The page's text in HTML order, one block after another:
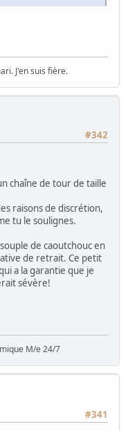
J'en suis fière.
#342
chaîne de tour de taille
raisons de discrétion,
tu le soulignes.
de caoutchouc en
de retrait. Ce petit
a la garantie que je
sévère!
M/e 24/7
#341